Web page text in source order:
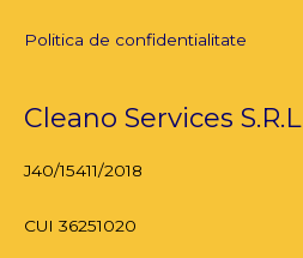
Politica de confidentialitate
Cleano Services S.R.L
J40/15411/2018
CUI 36251020